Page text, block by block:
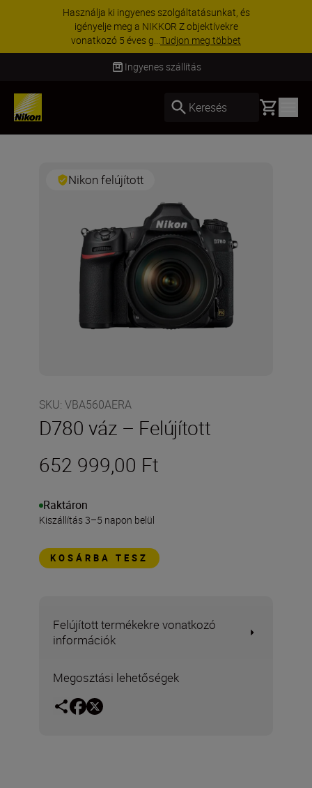
Használja ki ingyenes szolgáltatásunkat, és
igényelje meg a NIKKOR Z objektívekre
vonatkozó 5 éves g...Tudjon meg többet
Ingyenes szállítás
Keresés Basket
Nikon felújított
SKU: VBA560AERA
D780 váz – Felújított
652 999,00 Ft
Raktáron
Kiszállítás 3–5 napon belül
KOSÁRBA TESZ
Felújított termékekre vonatkozó
információk
Megosztási lehetőségek